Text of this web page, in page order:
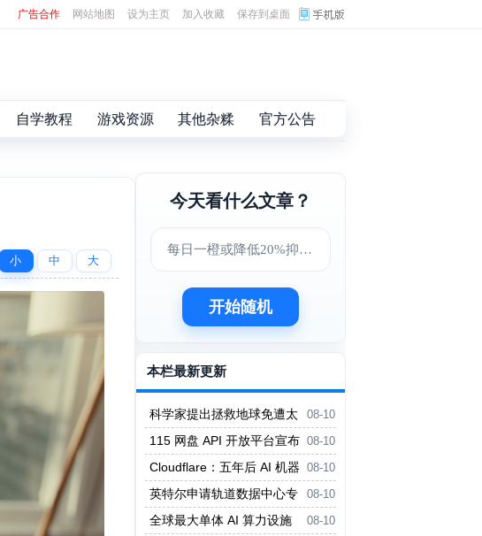
广告合作 网站地图 设为主页 加入收藏 保存到桌面
自学教程 游戏资源 其他杂糅 官方公告
小 中 大
今天看什么文章？
每日一橙或降低20%抑郁症风险，肠道菌群成关键因素
开始随机
本栏最新更新
08-10
科学家提出拯救地球免遭太
阳毁灭的大胆方案
08-10
115 网盘 API 开放平台宣布
暂停服务
08-10
Cloudflare：五年后 AI 机器
人流量将达人类千倍
08-10
英特尔申请轨道数据中心专
利：高轨卫星管理低轨星座
08-10
全球最大单体 AI 算力设施